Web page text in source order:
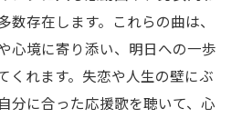
数存在します。これらの曲は、
心境に寄り添い、明日への一歩
くれます。失恋や人生の壁にぶ
分に合った応援歌を聴いて、心